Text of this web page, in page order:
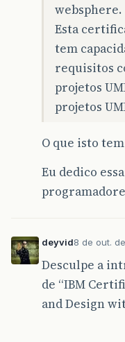
websphere.
Esta
tem
requisitos
projetos
projetos
O que isto
Eu dedico
deyvid8 de out.
Desculpe a
de “IBM
and Design